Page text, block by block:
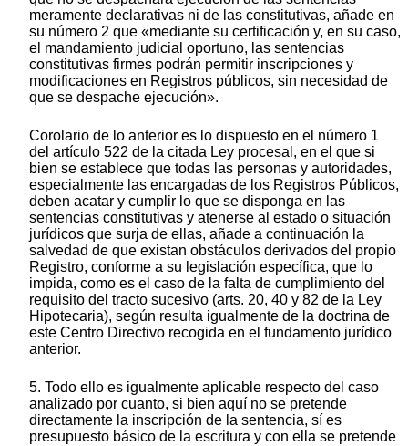
meramente declarativas ni de las constitutivas, añade en
su número 2 que «mediante su certificación y, en su caso,
el mandamiento judicial oportuno, las sentencias
constitutivas firmes podrán permitir inscripciones y
modificaciones en Registros públicos, sin necesidad de
que se despache ejecución».
Corolario de lo anterior es lo dispuesto en el número 1
del artículo 522 de la citada Ley procesal, en el que si
bien se establece que todas las personas y autoridades,
especialmente las encargadas de los Registros Públicos,
deben acatar y cumplir lo que se disponga en las
sentencias constitutivas y atenerse al estado o situación
jurídicos que surja de ellas, añade a continuación la
salvedad de que existan obstáculos derivados del propio
Registro, conforme a su legislación específica, que lo
impida, como es el caso de la falta de cumplimiento del
requisito del tracto sucesivo (arts. 20, 40 y 82 de la Ley
Hipotecaria), según resulta igualmente de la doctrina de
este Centro Directivo recogida en el fundamento jurídico
anterior.
5. Todo ello es igualmente aplicable respecto del caso
analizado por cuanto, si bien aquí no se pretende
directamente la inscripción de la sentencia, sí es
presupuesto básico de la escritura y con ella se pretende